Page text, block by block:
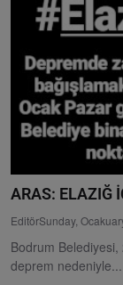
ARAS: ELAZIĞ
EditörSunday,
Bodrum Belediyesi,
deprem nedeniyle...